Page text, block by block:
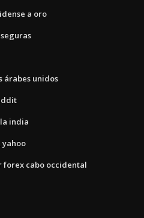
a oro
árabes unidos
india
yahoo
forex cabo occidental